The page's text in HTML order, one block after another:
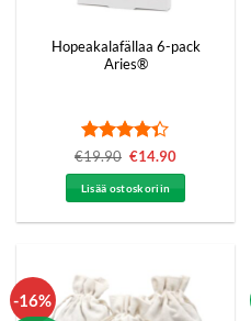
Hopeakalafällaa 6-pack
Aries®
Arvostelu
tuotteesta:
4.33/ 5
€19.90 Alkuperäinen
oli:
€19.90.
€14.90Nykyinen
Lisää ostoskoriin
-16%